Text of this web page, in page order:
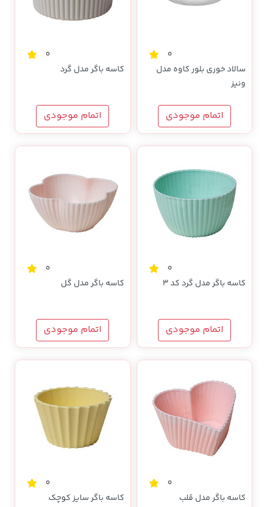
0
سالاد خوری بلور کاوه مدل
ونیز
اتمام موجودی
0
کاسه باگر مدل گرد
اتمام موجودی
0
کاسه باگر مدل گرد کد 3
اتمام موجودی
0
کاسه باگر مدل گل
اتمام موجودی
0
کاسه باگر مدل قلب
0
کاسه باگر سایز کوچک